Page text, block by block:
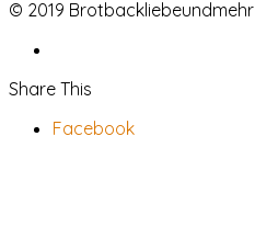
© 2019 Brotbackliebeundmehr
Share This
Facebook